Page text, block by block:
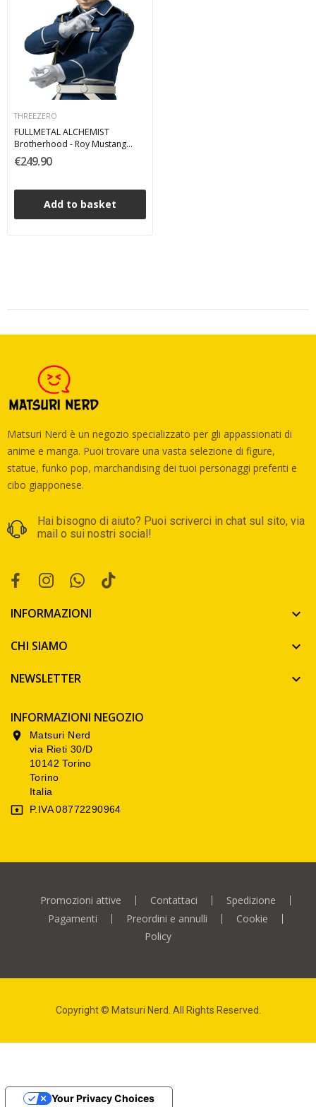
THREEZERO
FULLMETAL ALCHEMIST
Brotherhood - Roy Mustang
Action Figure FigZero 1/6
ThreeZero 29 cm
€249.90
Add to basket
Matsuri Nerd è un negozio specializzato per gli appassionati di
anime e manga. Puoi trovare una vasta selezione di figure,
statue, funko pop, marchandising dei tuoi personaggi preferiti e
cibo giapponese.
Hai bisogno di aiuto? Puoi scriverci in chat sul sito, via
mail o sui nostri social!
INFORMAZIONI 
CHI SIAMO 
NEWSLETTER 
INFORMAZIONI NEGOZIO

Matsuri Nerd
via Rieti 30/D
10142 Torino
Torino
Italia
 P.IVA 08772290964
Promozioni attive Contattaci
Spedizione
Pagamenti
Preordini e annulli
Cookie
Policy
Copyright © Matsuri Nerd. All Rights Reserved.
Your Privacy Choices